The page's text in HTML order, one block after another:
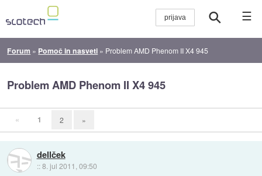
☰
Forum » Pomoč in nasveti » Problem AMD Phenom II X4 945
Problem AMD Phenom II X4 945
« 1 2 »
dellček
::8. jul 2011, 09:50